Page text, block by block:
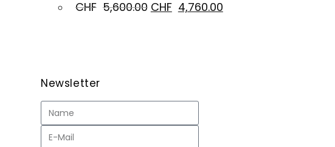
CHF 5,600.00 CHF 4,760.00
Newsletter